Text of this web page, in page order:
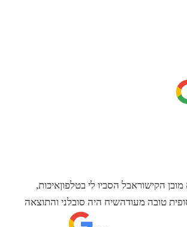
הקישוראבל הסביו לי בטלפוןאיכות,
טובה מעודהשיח היה סובלני והתוצאה